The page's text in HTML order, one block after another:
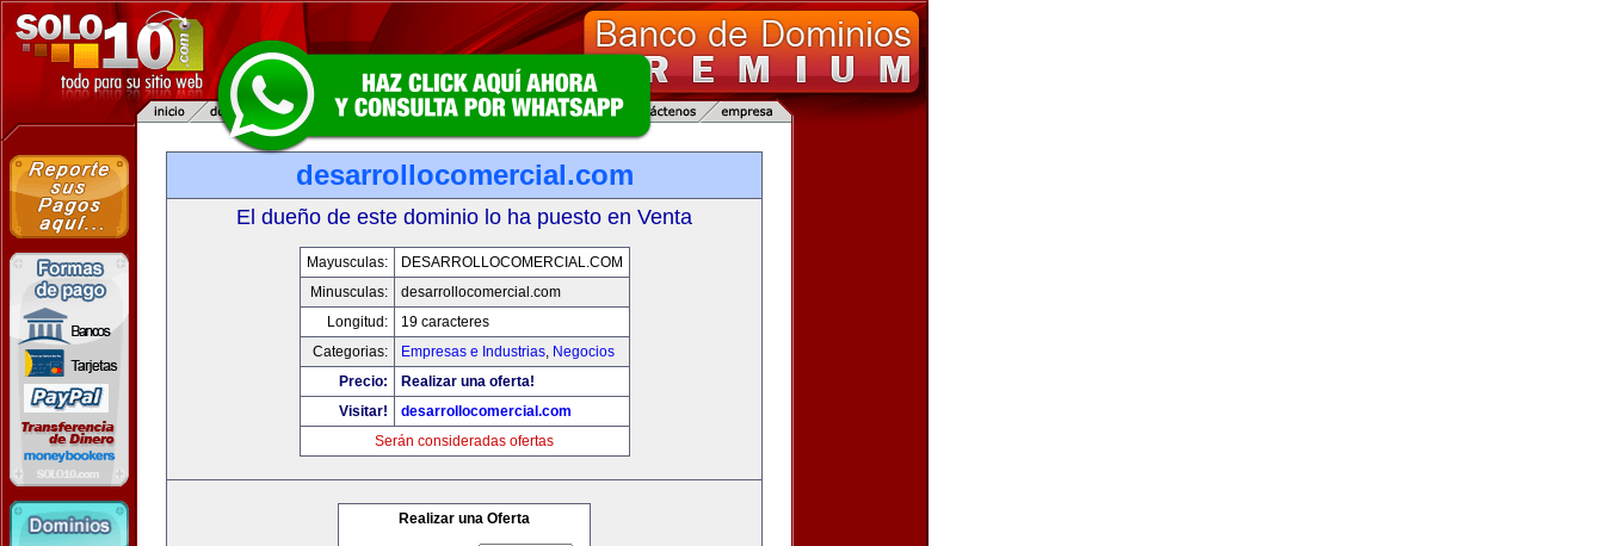
desarrollocomercial.com
El dueño de este dominio lo ha puesto en Venta
Mayusculas:
DESARROLLOCOMERCIAL.COM
Minusculas:
desarrollocomercial.com
Longitud:
19 caracteres
Categorias:
Empresas e Industrias, Negocios
Precio:
Realizar una oferta!
Visitar!
desarrollocomercial.com
Serán consideradas ofertas
Realizar una Oferta